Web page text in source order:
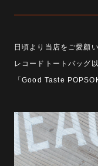
日頃より当店をご愛顧
レコードトートバッグ
「Good Taste